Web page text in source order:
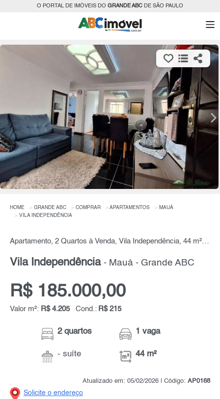
O PORTAL DE IMÓVEIS DO GRANDE ABC DE SÃO PAULO
HOME GRANDE ABC COMPRAR APARTAMENTOS
MAUÁ
VILA INDEPENDÊNCIA
Apartamento, 2 Quartos à Venda, Vila Independência, 44 m² por R$ 185.000,00
Vila Independência - Mauá - Grande ABC
R$ 185.000,00
Valor m²: R$ 4.205 Cond.: R$ 215
2 quartos
- suíte
1 vaga
44 m²
Atualizado em: 05/02/2026 | Código: AP0168
Solicite o endereço